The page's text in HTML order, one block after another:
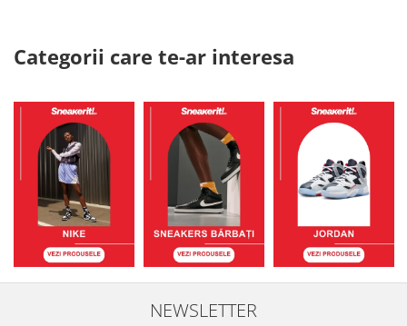
Categorii care te-ar interesa
NEWSLETTER